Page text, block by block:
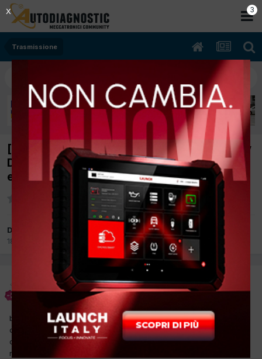
Trasmissione
[Toyota Rav 4 04/2009 2.2cc 2A FHV 110Kw
Diesel] Problema cambio Automatico senza
errori dtc
Da Francesco La Corte
18 Ottobre 2019
Trasmissione
Francesco La Corte
Inviato 18 Ottobre 2019
buonasera 2 giorni fa mi è arrivata questa car con problema al
cambio ma dopo che un collega gli ha sostituito la batteria il
cliente se le portata ha fatto 2 km senza problemi la spenta nel
riprenderla ha riscontrato una avaria al cambio cioè dalla prima
3
X